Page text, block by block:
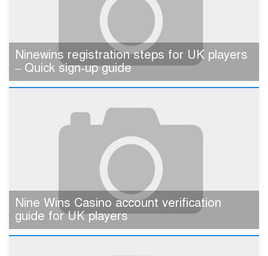
Ninewins registration steps for UK players
– Quick sign‑up guide
Nine Wins Casino account verification
guide for UK players